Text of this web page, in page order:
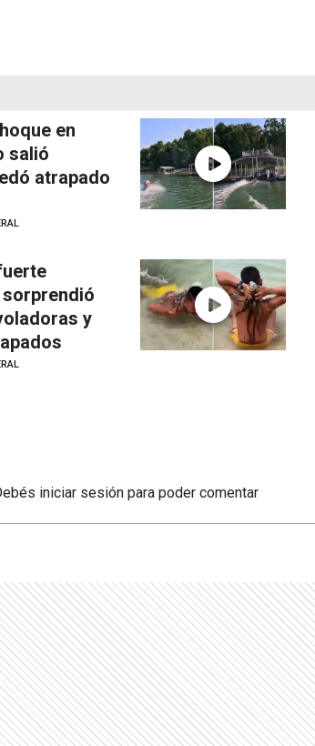
en
salió
atrapado
y
iniciar sesión para poder comentar